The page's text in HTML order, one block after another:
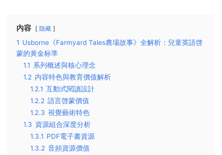
内容 隐藏
1 Usborne《Farmyard Tales農場故事》全解析：兒童英語啓
蒙的黃金标準
1.1 系列概述與核心理念
1.2 内容特色與教育價值解析
1.2.1 互動式閱讀設計
1.2.2 語言啓蒙價值
1.2.3 視覺藝術特色
1.3 資源組合深度分析
1.3.1 PDF電子書資源
1.3.2 音頻資源價值